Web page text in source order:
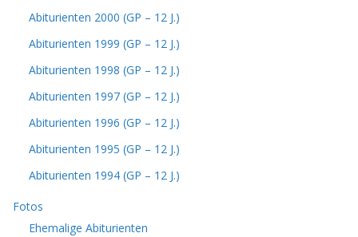
Abiturienten 2000 (GP – 12 J.)
Abiturienten 1999 (GP – 12 J.)
Abiturienten 1998 (GP – 12 J.)
Abiturienten 1997 (GP – 12 J.)
Abiturienten 1996 (GP – 12 J.)
Abiturienten 1995 (GP – 12 J.)
Abiturienten 1994 (GP – 12 J.)
Fotos
Ehemalige Abiturienten